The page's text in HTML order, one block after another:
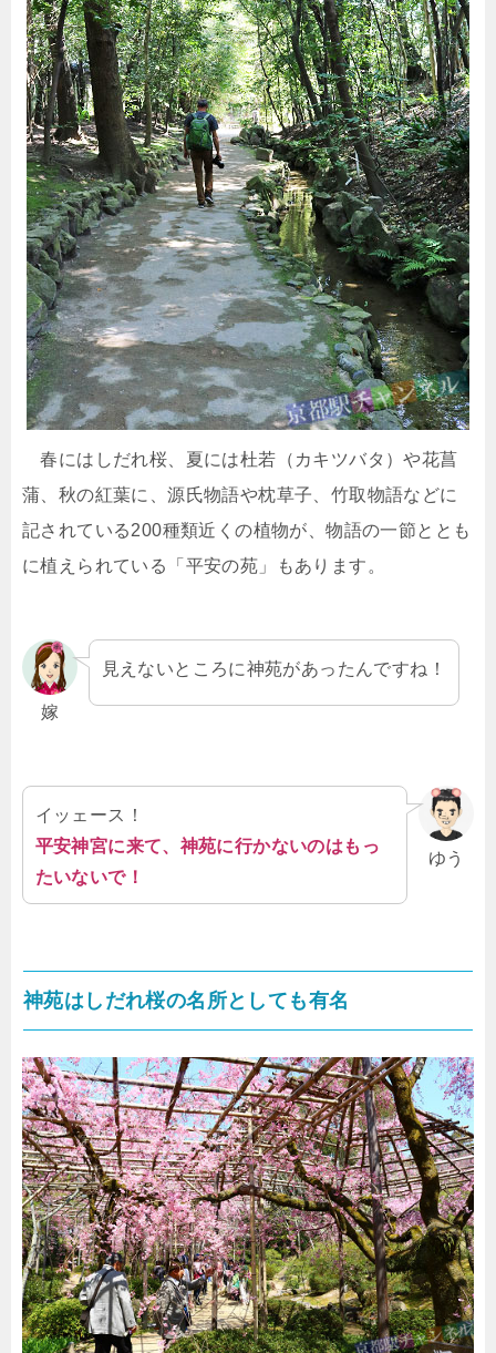
春にはしだれ桜、夏には杜若（カキツバタ）や花菖
蒲、秋の紅葉に、源氏物語や枕草子、竹取物語などに
記されている200種類近くの植物が、物語の一節ととも
に植えられている「平安の苑」もあります。
嫁
見えないところに神苑があったんですね！
ゆう
イッェース！
平安神宮に来て、神苑に行かないのはもっ
たいないで！
神苑はしだれ桜の名所としても有名